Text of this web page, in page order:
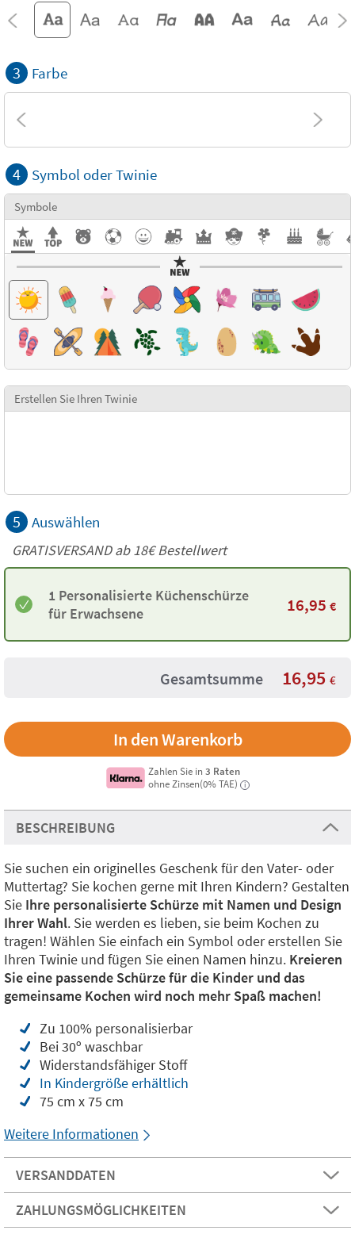
3 Farbe
4 Symbol oder Twinie
Symbole
Erstellen Sie Ihren Twinie
5 Auswählen
GRATISVERSAND ab18€Bestellwert
1 Personalisierte Küchenschürze
für Erwachsene
16,95 €
Gesamtsumme 16,95 €
Zahlen Sie in3 Raten
ohne Zinsen(0% TAE)
i
BESCHREIBUNG
Sie suchen ein originelles Geschenk für den Vater- oder
Muttertag? Sie kochen gerne mit Ihren Kindern? Gestalten
Sie Ihre personalisierte Schürze mit Namen und Design
Ihrer Wahl. Sie werden es lieben, sie beim Kochen zu
tragen! Wählen Sie einfach ein Symbol oder erstellen Sie
Ihren Twinie und fügen Sie einen Namen hinzu. Kreieren
Sie eine passende Schürze für die Kinder und das
gemeinsame Kochen wird noch mehr Spaß machen!
Zu 100% personalisierbar
Bei 30º waschbar
Widerstandsfähiger Stoff
In Kindergröße erhältlich
75 cm x 75 cm
Weitere Informationen
VERSANDDATEN
ZAHLUNGSMÖGLICHKEITEN